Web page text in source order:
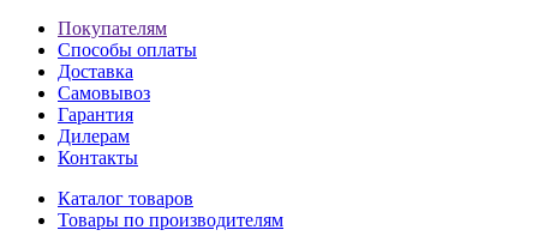
Покупателям
Способы оплаты
Доставка
Самовывоз
Гарантия
Дилерам
Контакты
Каталог товаров
Товары по производителям